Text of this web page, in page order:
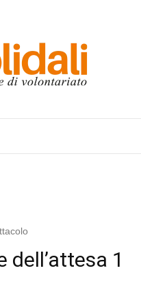
dell’attesa 1